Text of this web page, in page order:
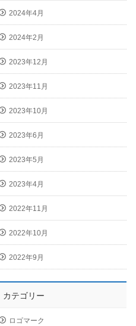
2024年4月
2024年2月
2023年12月
2023年11月
2023年10月
2023年6月
2023年5月
2023年4月
2022年11月
2022年10月
2022年9月
カテゴリー
ロゴマーク